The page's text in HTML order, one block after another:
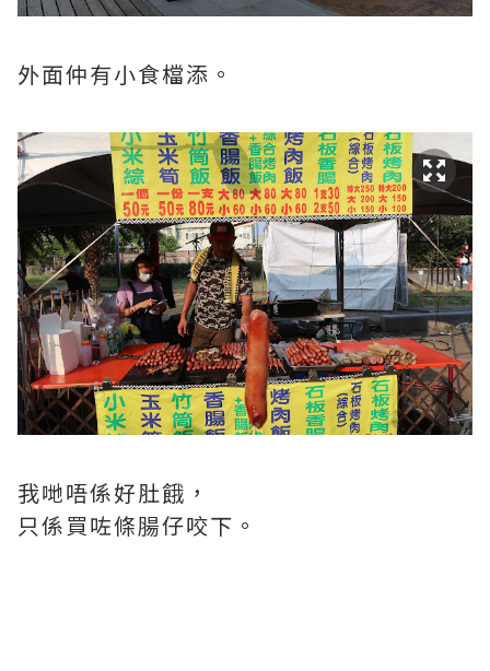
外面仲有小食檔添。
我哋唔係好肚餓，
只係買咗條腸仔咬下。